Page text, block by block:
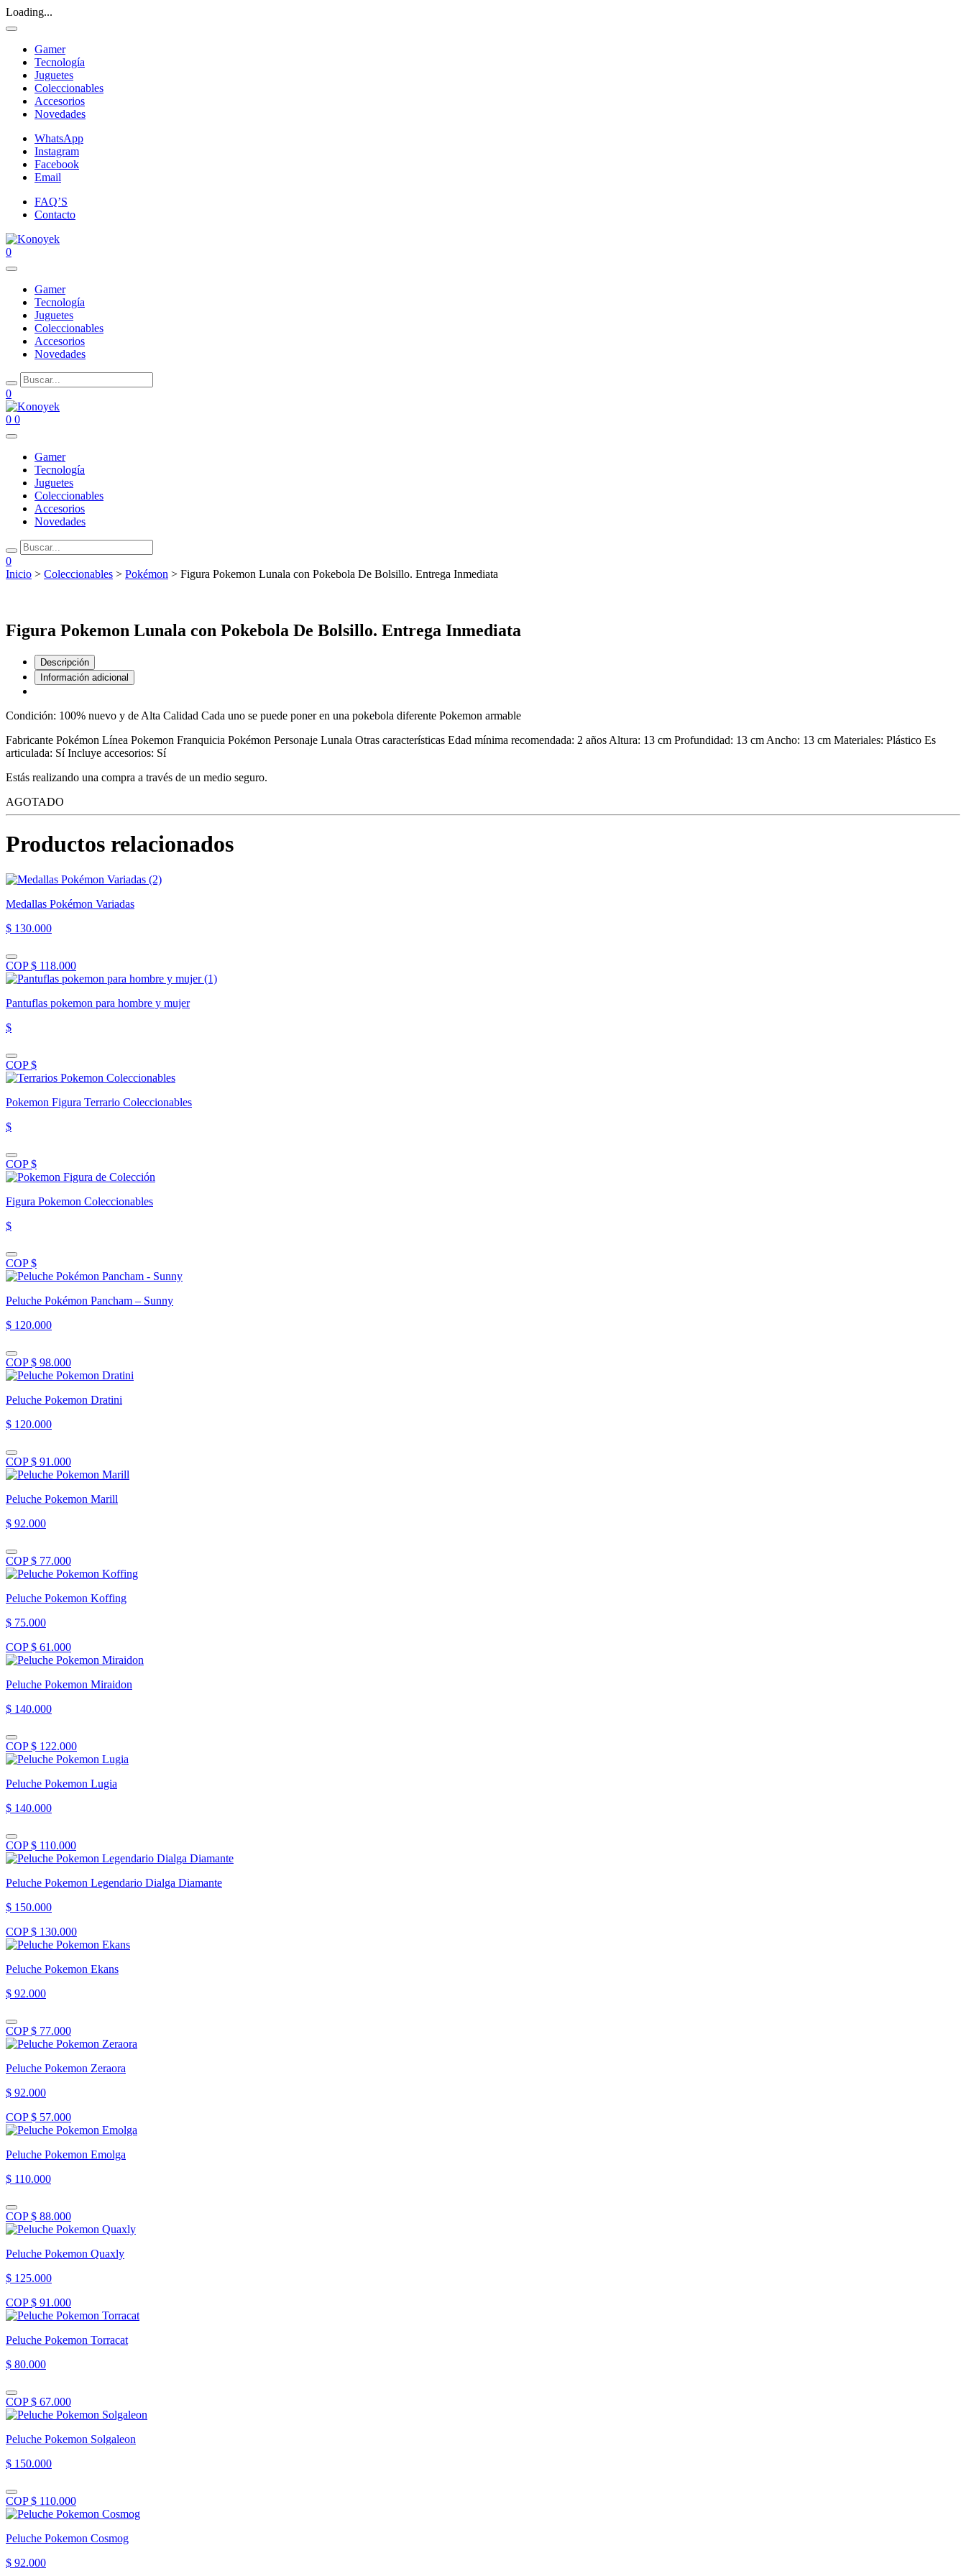
Loading...
Gamer
Tecnología
Juguetes
Coleccionables
Accesorios
Novedades
WhatsApp
Instagram
Facebook
Email
FAQ’S
Contacto
0
Gamer
Tecnología
Juguetes
Coleccionables
Accesorios
Novedades
0
0 0
Gamer
Tecnología
Juguetes
Coleccionables
Accesorios
Novedades
0
Inicio > Coleccionables > Pokémon > Figura Pokemon Lunala con Pokebola De Bolsillo. Entrega Inmediata
Figura Pokemon Lunala con Pokebola De Bolsillo. Entrega Inmediata
Descripción
Información adicional
Condición: 100% nuevo y de Alta Calidad Cada uno se puede poner en una pokebola diferente Pokemon armable
Fabricante Pokémon Línea Pokemon Franquicia Pokémon Personaje Lunala Otras características Edad mínima recomendada: 2 años Altura: 13 cm Profundidad: 13 cm Ancho: 13 cm Materiales: Plástico Es
articulada: Sí Incluye accesorios: Sí
Estás realizando una compra a través de un medio seguro.
AGOTADO
Productos relacionados
Medallas Pokémon Variadas
$ 130.000
COP $ 118.000
Pantuflas pokemon para hombre y mujer
$
COP $
Pokemon Figura Terrario Coleccionables
$
COP $
Figura Pokemon Coleccionables
$
COP $
Peluche Pokémon Pancham – Sunny
$ 120.000
COP $ 98.000
Peluche Pokemon Dratini
$ 120.000
COP $ 91.000
Peluche Pokemon Marill
$ 92.000
COP $ 77.000
Peluche Pokemon Koffing
$ 75.000
COP $ 61.000
Peluche Pokemon Miraidon
$ 140.000
COP $ 122.000
Peluche Pokemon Lugia
$ 140.000
COP $ 110.000
Peluche Pokemon Legendario Dialga Diamante
$ 150.000
COP $ 130.000
Peluche Pokemon Ekans
$ 92.000
COP $ 77.000
Peluche Pokemon Zeraora
$ 92.000
COP $ 57.000
Peluche Pokemon Emolga
$ 110.000
COP $ 88.000
Peluche Pokemon Quaxly
$ 125.000
COP $ 91.000
Peluche Pokemon Torracat
$ 80.000
COP $ 67.000
Peluche Pokemon Solgaleon
$ 150.000
COP $ 110.000
Peluche Pokemon Cosmog
$ 92.000